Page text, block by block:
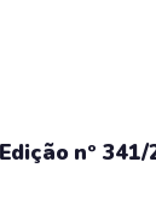
nº 341/